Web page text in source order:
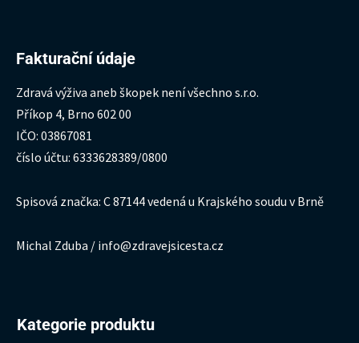
Fakturační údaje
Zdravá výživa aneb škopek není všechno s.r.o.
Příkop 4, Brno 602 00
IČO: 03867081
číslo účtu: 6333628389/0800
Spisová značka: C 87144 vedená u Krajského soudu v Brně
Michal Zduba / info@zdravejsicesta.cz
Kategorie produktu